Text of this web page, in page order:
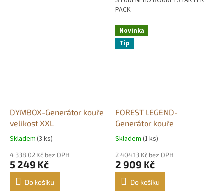
PACK
DYMBOX-Generátor kouře
velikost XXL
Průměrné
produktu
je
5,0
Skladem (3 ks)
4 338,02 Kč bez DPH
5 249 Kč
Do košíku
Novinka
Tip
FOREST LEGEND-
Generátor kouře
Průměrné
produktu
je
4,8
Skladem (1 ks)
2 404,13 Kč bez DPH
2 909 Kč
Do košíku